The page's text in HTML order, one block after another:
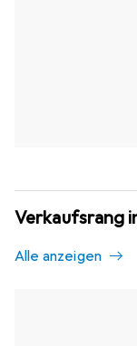
Verkaufsrang
Alle anzeigen